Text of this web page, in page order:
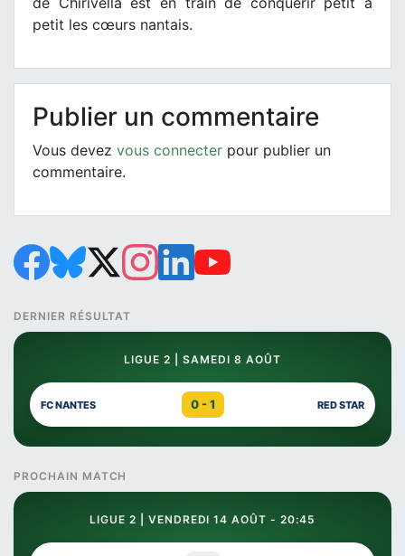
petit les cœurs nantais.
Publier un commentaire
Vous devez vous connecter pour publier un
commentaire.
DERNIER RÉSULTAT
LIGUE 2 | SAMEDI 8 AOÛT
FC NANTES 0 - 1 RED STAR
PROCHAIN MATCH
LIGUE 2 | VENDREDI 14 AOÛT - 20:45